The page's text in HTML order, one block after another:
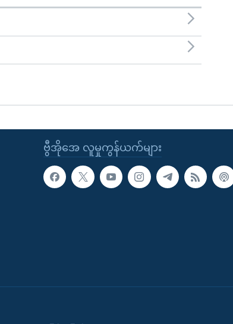
ဗွီအိုအေ လူမှုကွန်ယက်များ